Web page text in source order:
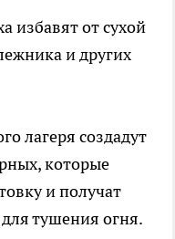
избавят от сухой
и других
лагеря создадут
которые
и получат
тушения огня.